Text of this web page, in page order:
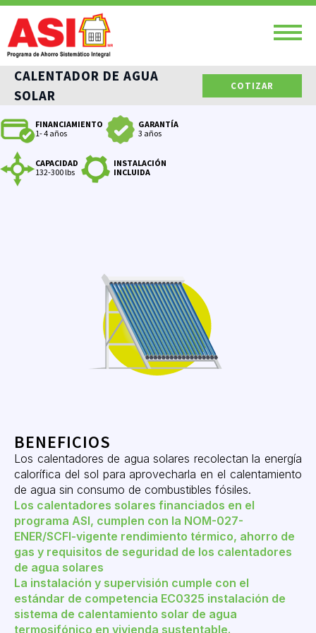
CALENTADOR DE AGUA
SOLAR
COTIZAR
FINANCIAMIENTO
1- 4 años
GARANTÍA
3 años
CAPACIDAD
132-300 lbs
INSTALACIÓN
INCLUIDA
BENEFICIOS
Los calentadores de agua solares recolectan la energía
calorífica del sol para aprovecharla en el calentamiento
de agua sin consumo de combustibles fósiles.
Los calentadores solares financiados en el
programa ASI, cumplen con la NOM-027-
ENER/SCFI-vigente rendimiento térmico, ahorro de
gas y requisitos de seguridad de los calentadores
de agua solares
La instalación y supervisión cumple con el
estándar de competencia EC0325 instalación de
sistema de calentamiento solar de agua
termosifónico en vivienda sustentable.